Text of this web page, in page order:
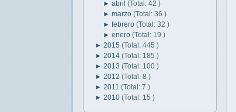
►abril(Total: 42 )
►marzo(Total: 36 )
►febrero(Total: 32 )
►enero(Total: 19 )
► 2015 (Total: 445 )
► 2014 (Total: 185 )
► 2013 (Total: 100 )
► 2012 (Total: 8 )
► 2011 (Total: 7 )
► 2010 (Total: 15 )